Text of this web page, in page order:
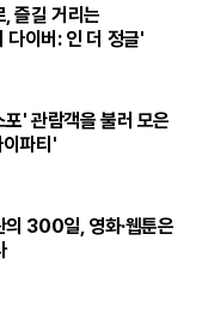
즐길 거리는
이버: 인 더 정글'
' 관람객을 불러 모은
이파티'
300일, 영화·웹툰은